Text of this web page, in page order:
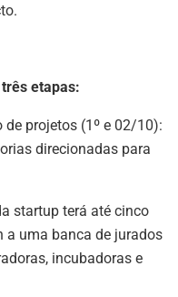
etapas:
projetos (1º e 02/10):
direcionadas para
startup terá até cinco
a uma banca de jurados
incubadoras e